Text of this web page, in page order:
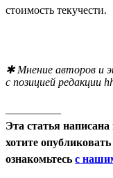
стоимость текучести.
✱ Мнение авторов и
с позицией редакции
Эта статья
хотите
ознакомьтесь с